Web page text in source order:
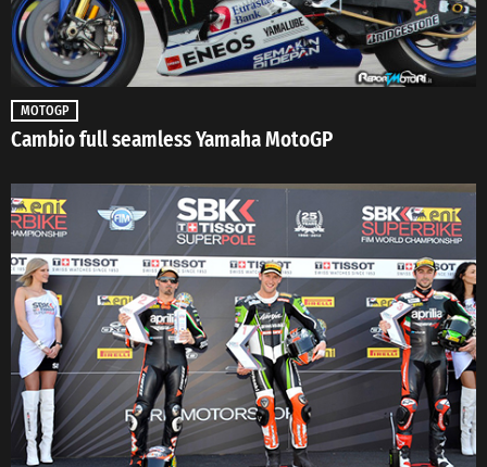
MOTOGP
Cambio full seamless Yamaha MotoGP